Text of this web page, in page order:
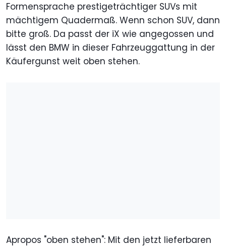
Formensprache prestigeträchtiger SUVs mit
mächtigem Quadermaß. Wenn schon SUV, dann
bitte groß. Da passt der iX wie angegossen und
lässt den BMW in dieser Fahrzeuggattung in der
Käufergunst weit oben stehen.
Apropos "oben stehen": Mit den jetzt lieferbaren